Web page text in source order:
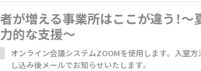
が増える事業所はここが違う！～
的な支援～
オンライン会議システムZOOMを使用します。 入室方
し込み後メールでお知らせいたします。